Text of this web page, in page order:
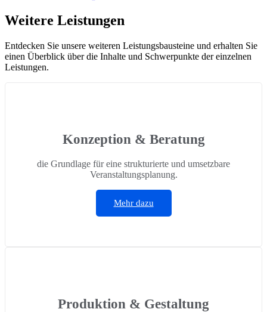
Weitere Leistungen
Entdecken Sie unsere weiteren Leistungsbausteine und erhalten Sie
einen Überblick über die Inhalte und Schwerpunkte der einzelnen
Leistungen.
Konzeption & Beratung
die Grundlage für eine strukturierte und umsetzbare
Veranstaltungsplanung.
Mehr dazu
Produktion & Gestaltung